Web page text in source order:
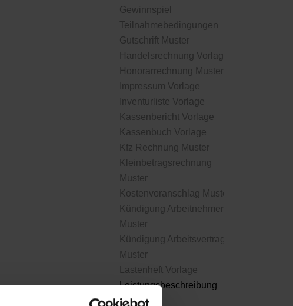
Gewinnspiel
Teilnahmebedingungen
Gutschrift Muster
Handelsrechnung Vorlage
Honorarrechnung Muster
Impressum Vorlage
Inventurliste Vorlage
Kassenbericht Vorlage
Kassenbuch Vorlage
Kfz Rechnung Muster
Kleinbetragsrechnung
Muster
Kostenvoranschlag Muster
Kündigung Arbeitnehmer
Muster
Kündigung Arbeitsvertrag
Muster
Lastenheft Vorlage
Leistungsbeschreibung
Muster